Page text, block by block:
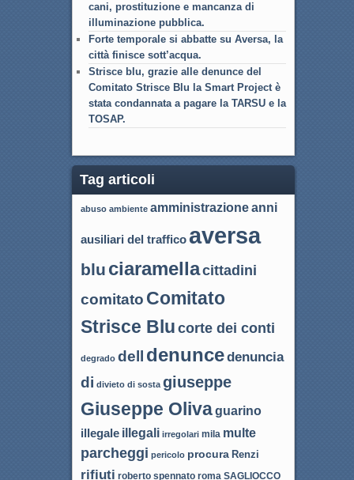
cani, prostituzione e mancanza di
illuminazione pubblica.
Forte temporale si abbatte su Aversa, la
città finisce sott’acqua.
Strisce blu, grazie alle denunce del
Comitato Strisce Blu la Smart Project è
stata condannata a pagare la TARSU e la
TOSAP.
Tag articoli
abuso ambiente amministrazioneanni
ausiliari del trafficoaversa
blu ciaramellacittadini
comitato Comitato
Strisce Blu corte dei conti
degrado dell denuncedenuncia
di divieto di sosta giuseppe
Giuseppe Olivaguarino
illegale illegali irregolari mila multe
parcheggi pericolo procura Renzi
rifiuti roberto spennato roma SAGLIOCCO